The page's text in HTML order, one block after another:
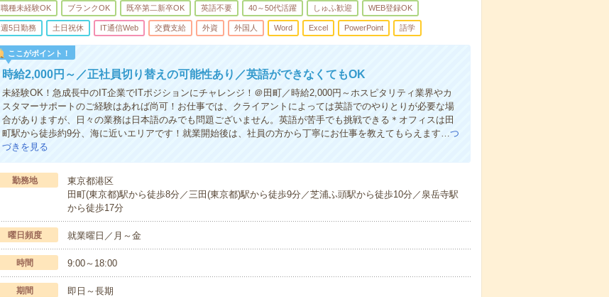
職種未経験OK ブランクOK 既卒第二新卒OK 英語不要 40～50代活躍 しゅふ歓迎 WEB登録OK
週5日勤務 土日祝休 IT通信Web 交費支給 外資 外国人 Word Excel PowerPoint 語学
ここがポイント！
時給2,000円～／正社員切り替えの可能性あり／英語ができなくてもOK
未経験OK！急成長中のIT企業でITポジションにチャレンジ！＠田町／時給2,000円～ホスピタリティ業界やカ
スタマーサポートのご経験はあれば尚可！お仕事では、クライアントによっては英語でのやりとりが必要な場
合がありますが、日々の業務は日本語のみでも問題ございません。英語が苦手でも挑戦できる＊オフィスは田
町駅から徒歩約9分、海に近いエリアです！就業開始後は、社員の方から丁寧にお仕事を教えてもらえます…つ
づきを見る
勤務地
東京都港区
田町(東京都)駅から徒歩8分／三田(東京都)駅から徒歩9分／芝浦ふ頭駅から徒歩10分／泉岳寺駅
から徒歩17分
曜日頻度 就業曜日／月～金
時間 9:00～18:00
期間 即日～長期